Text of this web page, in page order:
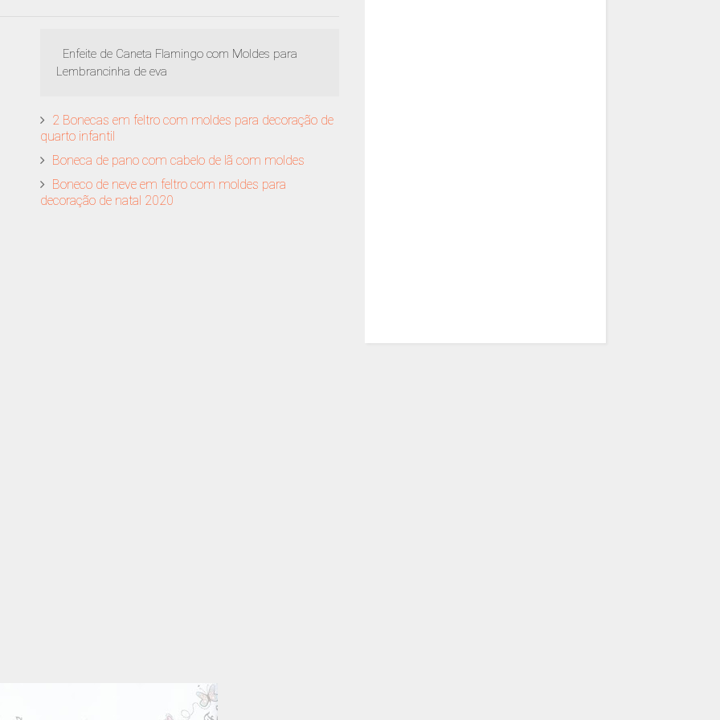
Enfeite de Caneta Flamingo com Moldes para
Lembrancinha de eva
2 Bonecas em feltro com moldes para decoração de
quarto infantil
Boneca de pano com cabelo de lã com moldes
Boneco de neve em feltro com moldes para
decoração de natal 2020